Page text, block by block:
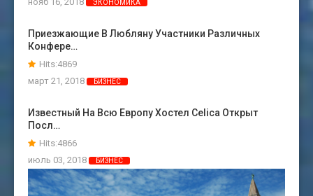
ЭКОНОМИКА
Приезжающие В Любляну Участники Различных
Конфере…
Hits:4869
март 21, 2018
БИЗНЕС
Известный На Всю Европу Хостел Celica Открыт
Посл…
Hits:4866
июль 03, 2018
БИЗНЕС